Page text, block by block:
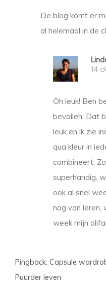
De blog komt er
al helemaal in de
14
Oh leuk! Ben
bevallen. Dat
leuk en ik zie
qua kleur in
combineert.
superhandig,
ook al snel
nog van leren,
week mijn
Pingback: Capsule
Puurder leven